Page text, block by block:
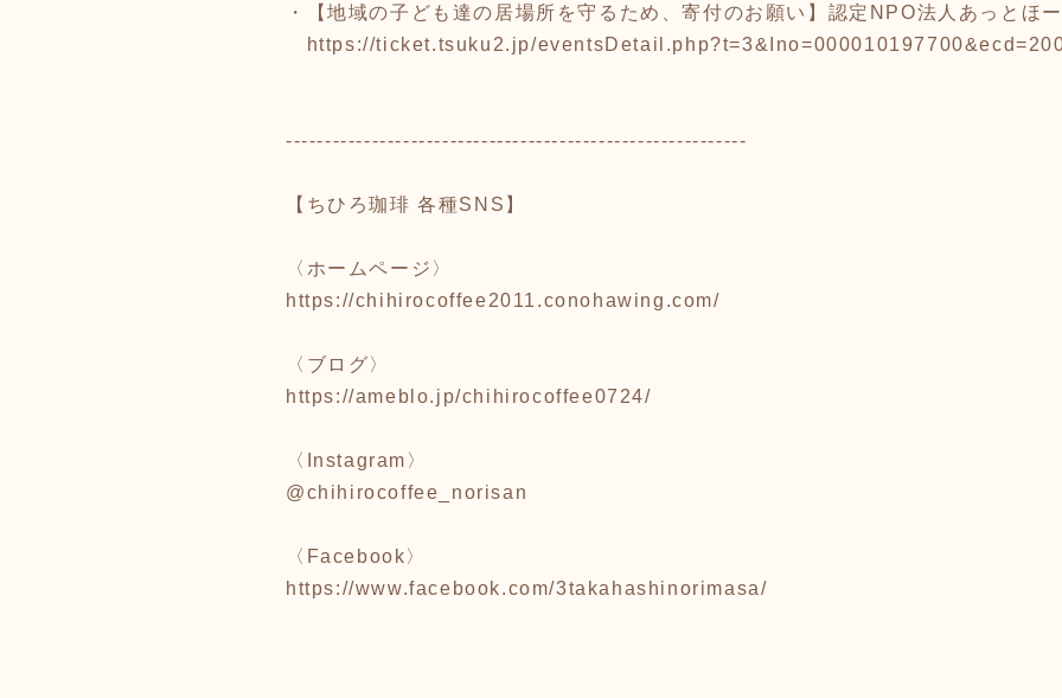
・【地域の子ども達の居場所を守るため、寄付のお願い】認定NPO法人あっとほ
https://ticket.tsuku2.jp/
-----------------------------------------------------------
【ちひろ珈琲 各種SNS】
〈ホームページ〉
https://chihirocoffee2011.conohawing.com/
〈ブログ〉
https://ameblo.jp/chihirocoffee0724/
〈Instagram〉
@chihirocoffee_norisan
〈Facebook〉
https://www.facebook.com/3takahashinorimasa/